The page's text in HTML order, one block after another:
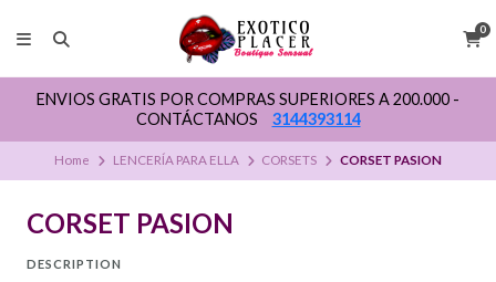
0
ENVIOS GRATIS POR COMPRAS SUPERIORES A 200.000 -
CONTÁCTANOS
3144393114
Home LENCERÍA PARA ELLA CORSETS CORSET PASION
CORSET PASION
DESCRIPTION